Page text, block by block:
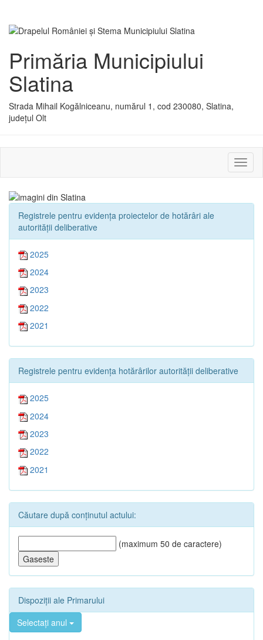
Primăria Municipiului
Slatina
Strada Mihail Kogălniceanu, numărul 1, cod 230080, Slatina,
județul Olt
sau
Registrele pentru evidența proiectelor de hotărâri ale
autorității deliberative
2025
2024
2023
2022
2021
Registrele pentru evidența hotărârilor autorității deliberative
2025
2024
2023
2022
2021
Căutare după conținutul actului:
(maximum 50 de caractere)
Dispoziții ale Primarului
Selectați anul